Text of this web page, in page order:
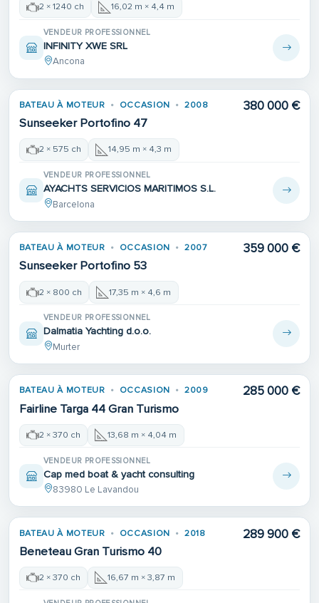
2 × 1240 ch 16,02 m × 4,4 m
VENDEUR PROFESSIONNEL
INFINITY XWE SRL
Ancona
BATEAU À MOTEUR OCCASION 2008
Sunseeker Portofino 47
380 000 €
2 × 575 ch 14,95 m × 4,3 m
VENDEUR PROFESSIONNEL
AYACHTS SERVICIOS MARITIMOS S.L.
Barcelona
BATEAU À MOTEUR OCCASION 2007
Sunseeker Portofino 53
359 000 €
2 × 800 ch 17,35 m × 4,6 m
VENDEUR PROFESSIONNEL
Dalmatia Yachting d.o.o.
Murter
BATEAU À MOTEUR OCCASION 2009
Fairline Targa 44 Gran Turismo
285 000 €
2 × 370 ch 13,68 m × 4,04 m
VENDEUR PROFESSIONNEL
Cap med boat & yacht consulting
83980 Le Lavandou
BATEAU À MOTEUR OCCASION 2018
Beneteau Gran Turismo 40
289 900 €
2 × 370 ch 16,67 m × 3,87 m